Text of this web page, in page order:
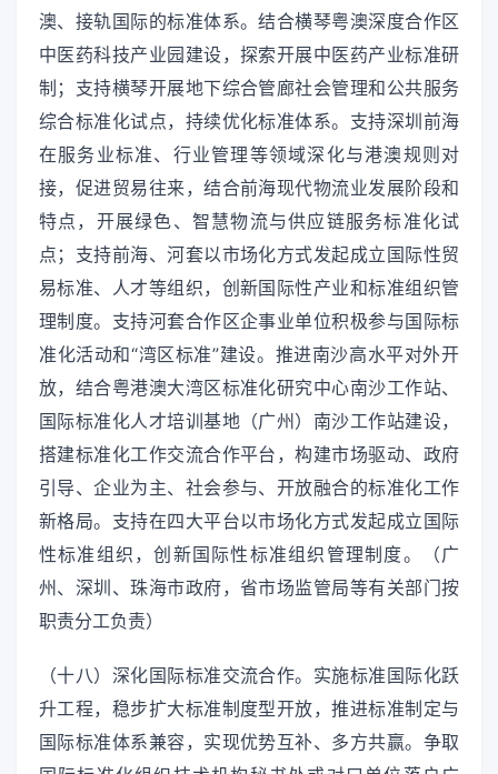
澳、接轨国际的标准体系。结合横琴粤澳深度合作区
中医药科技产业园建设，探索开展中医药产业标准研
制；支持横琴开展地下综合管廊社会管理和公共服务
综合标准化试点，持续优化标准体系。支持深圳前海
在服务业标准、行业管理等领域深化与港澳规则对
接，促进贸易往来，结合前海现代物流业发展阶段和
特点，开展绿色、智慧物流与供应链服务标准化试
点；支持前海、河套以市场化方式发起成立国际性贸
易标准、人才等组织，创新国际性产业和标准组织管
理制度。支持河套合作区企事业单位积极参与国际标
准化活动和“湾区标准”建设。推进南沙高水平对外开
放，结合粤港澳大湾区标准化研究中心南沙工作站、
国际标准化人才培训基地（广州）南沙工作站建设，
搭建标准化工作交流合作平台，构建市场驱动、政府
引导、企业为主、社会参与、开放融合的标准化工作
新格局。支持在四大平台以市场化方式发起成立国际
性标准组织，创新国际性标准组织管理制度。（广
州、深圳、珠海市政府，省市场监管局等有关部门按
职责分工负责）
（十八）深化国际标准交流合作。实施标准国际化跃
升工程，稳步扩大标准制度型开放，推进标准制定与
国际标准体系兼容，实现优势互补、多方共赢。争取